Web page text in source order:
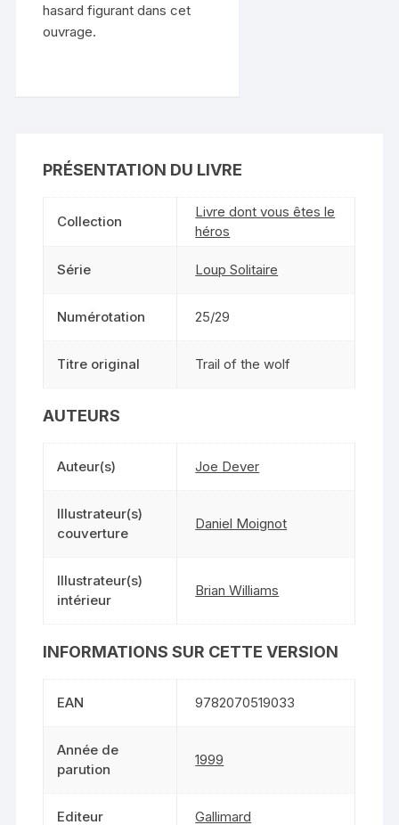
hasard figurant dans cet
ouvrage.
PRÉSENTATION DU LIVRE
Collection
Livre dont vous êtes le
héros
Série Loup Solitaire
Numérotation 25/29
Titre original Trail of the wolf
AUTEURS
Auteur(s) Joe Dever
Illustrateur(s)
couverture
Daniel Moignot
Illustrateur(s)
intérieur
Brian Williams
INFORMATIONS SUR CETTE VERSION
EAN 9782070519033
Année de
parution
1999
Editeur Gallimard